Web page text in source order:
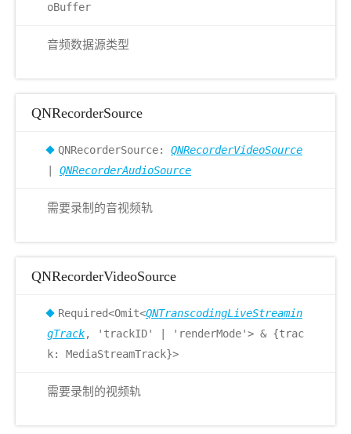
oBuffer
音频数据源类型
QNRecorderSource
QNRecorderSource: QNRecorderVideoSource
QNRecorderAudioSource
需要录制的音视频轨
QNRecorderVideoSource
Required<Omit<QNTranscodingLiveStreamin
gTrack, 'trackID' | 'renderMode'> & {trac
k: MediaStreamTrack}>
需要录制的视频轨